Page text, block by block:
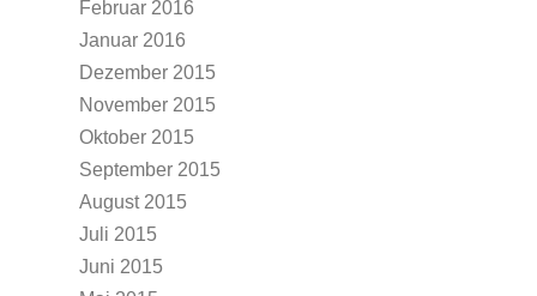
Februar 2016
Januar 2016
Dezember 2015
November 2015
Oktober 2015
September 2015
August 2015
Juli 2015
Juni 2015